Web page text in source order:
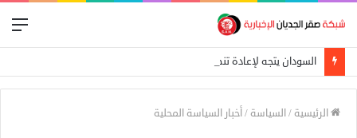
الرئيسية /السياسة /أخبار السياسة المحلية